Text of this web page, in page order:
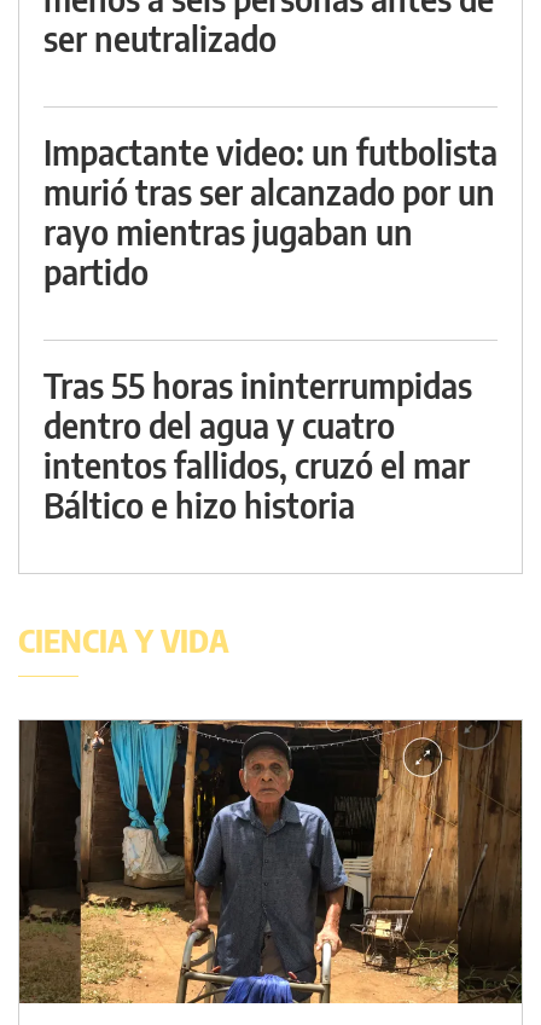
ser neutralizado
Impactante video: un futbolista
murió tras ser alcanzado por un
rayo mientras jugaban un
partido
Tras 55 horas ininterrumpidas
dentro del agua y cuatro
intentos fallidos, cruzó el mar
Báltico e hizo historia
CIENCIA Y VIDA